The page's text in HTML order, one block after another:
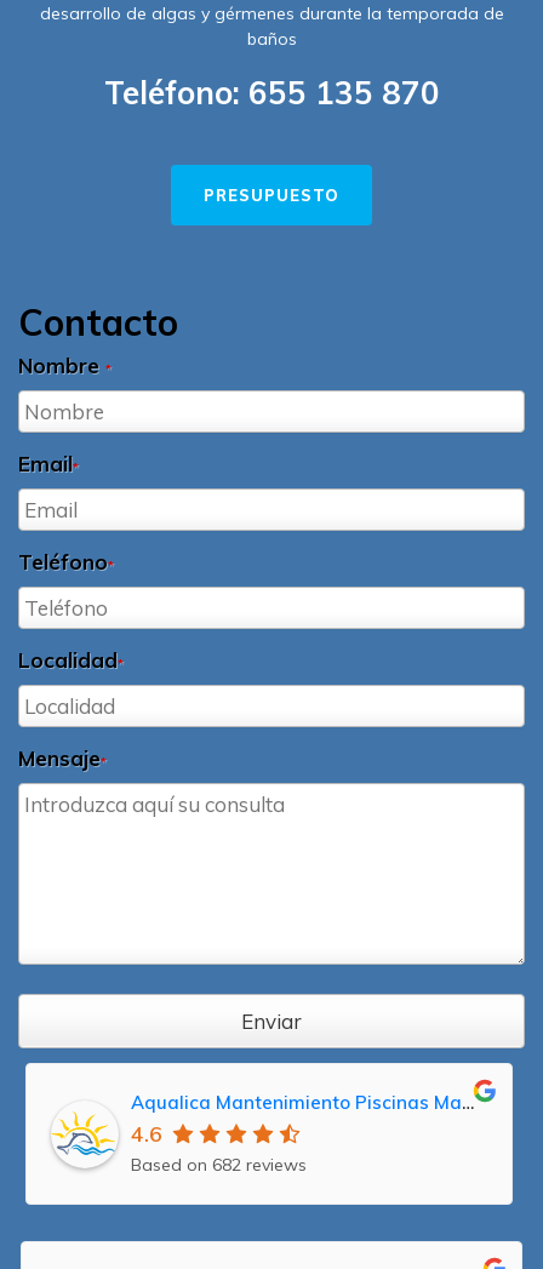
desarrollo de algas y gérmenes durante la temporada de
baños
Teléfono: 655 135 870
PRESUPUESTO
Contacto
Nombre *
Email*
Teléfono*
Localidad*
Mensaje*
Enviar
Aqualica Mantenimiento Piscinas Madrid, Reparación y Servicio Técnico Averías
4.6
Based on 682 reviews